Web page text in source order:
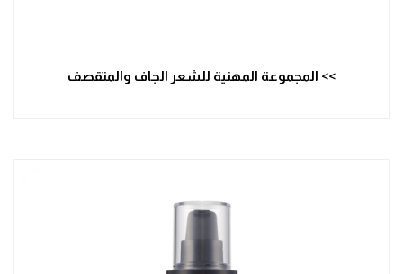
>> المجموعة المهنية للشعر الجاف والمتقصف